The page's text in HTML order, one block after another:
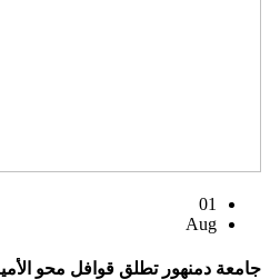
01
Aug
جامعة دمنهور تطلق قوافل محو